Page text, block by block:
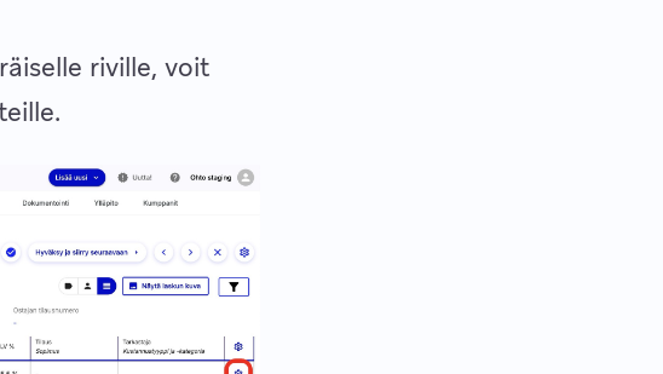
riville, voit